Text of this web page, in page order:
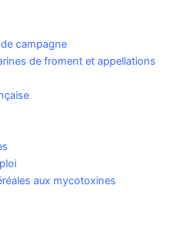
campagne
de fro­ment et appel­la­tions
aux mycotoxines